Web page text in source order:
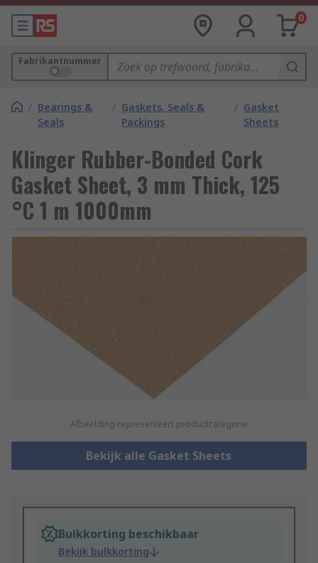
0
Fabrikantnummer
/ Bearings &
Seals
/ Gaskets, Seals &
Packings
/ Gasket
Sheets
Klinger Rubber-Bonded Cork
Gasket Sheet, 3 mm Thick, 125
°C 1 m 1000mm
Afbeelding representeert productcategorie
Bekijk alle Gasket Sheets
Bulkkorting beschikbaar
Bekijk bulkkorting